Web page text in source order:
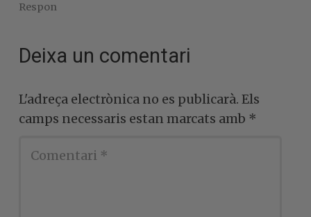
Respon
Deixa un comentari
L'adreça electrònica no es publicarà. Els
camps necessaris estan marcats amb *